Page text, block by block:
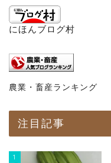
にほんブログ村
農業・畜産ランキング
注目記事
1